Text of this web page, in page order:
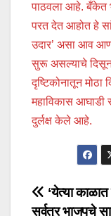
पाठवला आहे. बँकेत
परत देत आहोत हे
उदार’ असा आव
सुरू असल्याचे दिसून
दृष्टिकोनातून मोठा
महाविकास
दुर्लक्ष केले आहे.
Post
‘येत्या
सर्वत्र भाजपचे